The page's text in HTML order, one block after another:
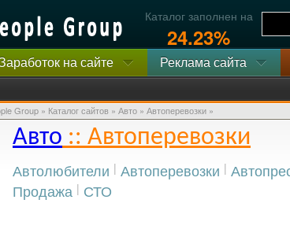
Каталог заполнен на
24.23%
на сайте Реклама сайта
Group » Каталог сайтов » Авто » Автоперевозки »
Авто :: Автоперевозки
Автолюбители | Автоперевозки |
Продажа | СТО